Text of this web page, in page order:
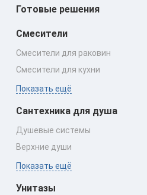
Готовые решения
Смесители
Смесители для раковин
Смесители для кухни
Показать ещё
Сантехника для душа
Душевые системы
Верхние души
Показать ещё
Унитазы